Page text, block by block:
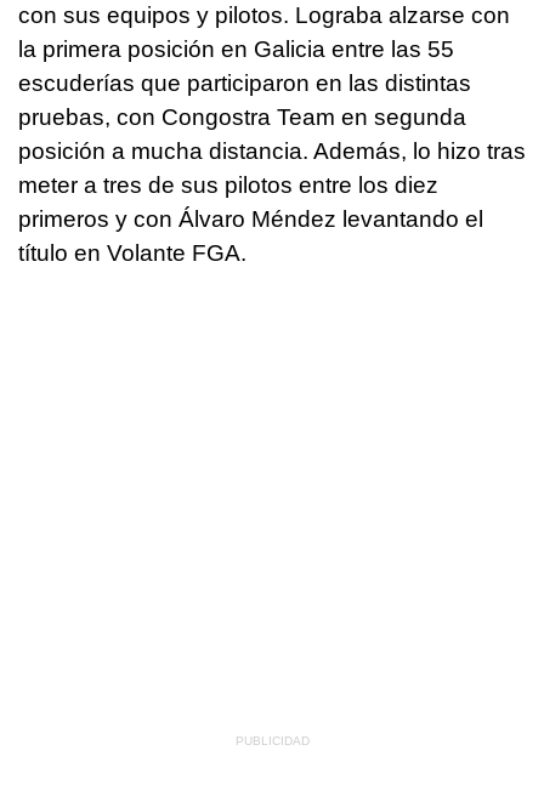
con sus equipos y pilotos. Lograba alzarse con
la primera posición en Galicia entre las 55
escuderías que participaron en las distintas
pruebas, con Congostra Team en segunda
posición a mucha distancia. Además, lo hizo tras
meter a tres de sus pilotos entre los diez
primeros y con Álvaro Méndez levantando el
título en Volante FGA.